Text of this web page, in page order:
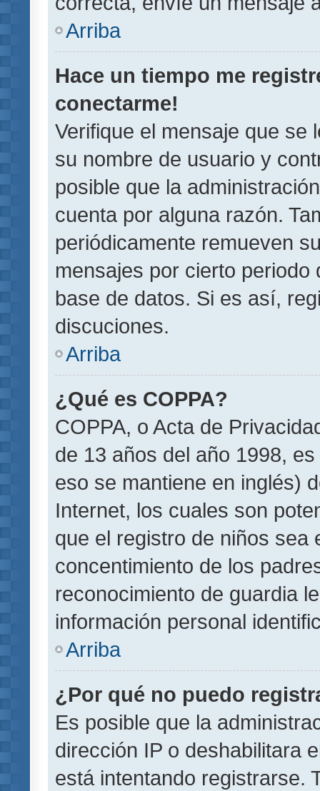
Arriba
Hace un tiempo me
conectarme!
Verifique el mensaje que se
su nombre de usuario y
posible que la
cuenta por alguna razón.
periódicamente remueven
mensajes por cierto
base de datos. Si es así,
discuciones.
Arriba
¿Qué es COPPA?
COPPA, o Acta de
de 13 años del año 1998,
eso se mantiene en inglés)
Internet, los cuales son
que el registro de niños sea
concentimiento de los
reconocimiento de guardia
información personal
Arriba
¿Por qué no puedo
Es posible que la
dirección IP o deshabilitara
está intentando registrarse.